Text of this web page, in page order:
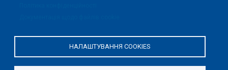
НАЛАШТУВАННЯ COOKIES
OPTIMA (618940-EPP-1-2020-1-UA-EPPKA2-CBHE-JP). Підтримка
Єврокомісією створення цього вебсайту не означає схвалення його
змісту, який відображає виключно погляди авторів. Єврокомісія не